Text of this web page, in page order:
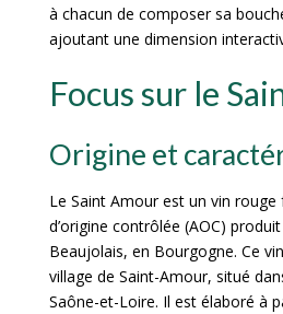
à chacun de composer sa
ajoutant une dimension
Focus sur le
Origine et
Le Saint Amour est un vin rouge
d’origine contrôlée (AOC)
Beaujolais, en Bourgogne. Ce
village de Saint-Amour, situé
Saône-et-Loire. Il est élaboré à